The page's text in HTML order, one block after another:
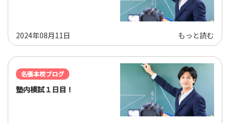
2024年08月11日 もっと読む
名張本校ブログ
塾内模試１日目！